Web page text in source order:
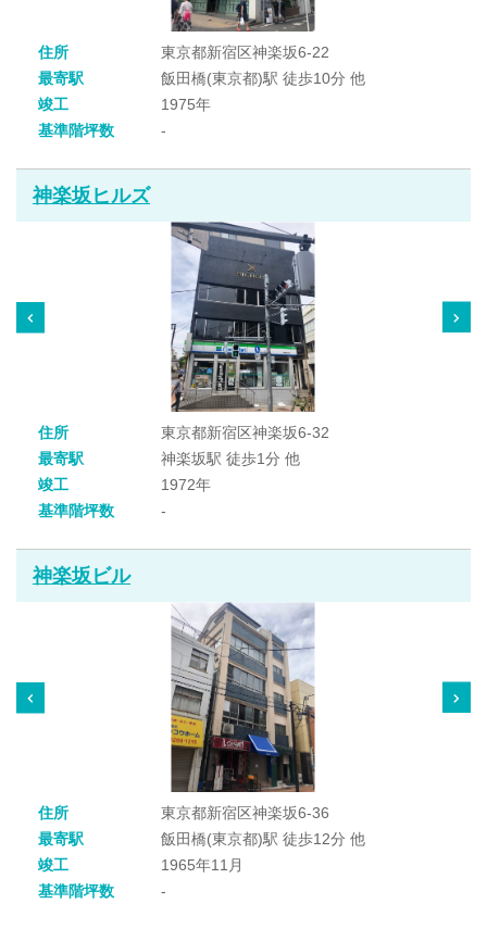
住所
東京都新宿区神楽坂6-22
最寄駅
飯田橋(東京都)駅 徒歩10分 他
竣工
1975年
基準階坪数
-
神楽坂ヒルズ
住所
東京都新宿区神楽坂6-32
最寄駅
神楽坂駅 徒歩1分 他
竣工
1972年
基準階坪数
-
神楽坂ビル
住所
東京都新宿区神楽坂6-36
最寄駅
飯田橋(東京都)駅 徒歩12分 他
竣工
1965年11月
基準階坪数
-